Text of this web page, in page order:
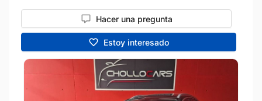
Hacer una pregunta
Estoy interesado